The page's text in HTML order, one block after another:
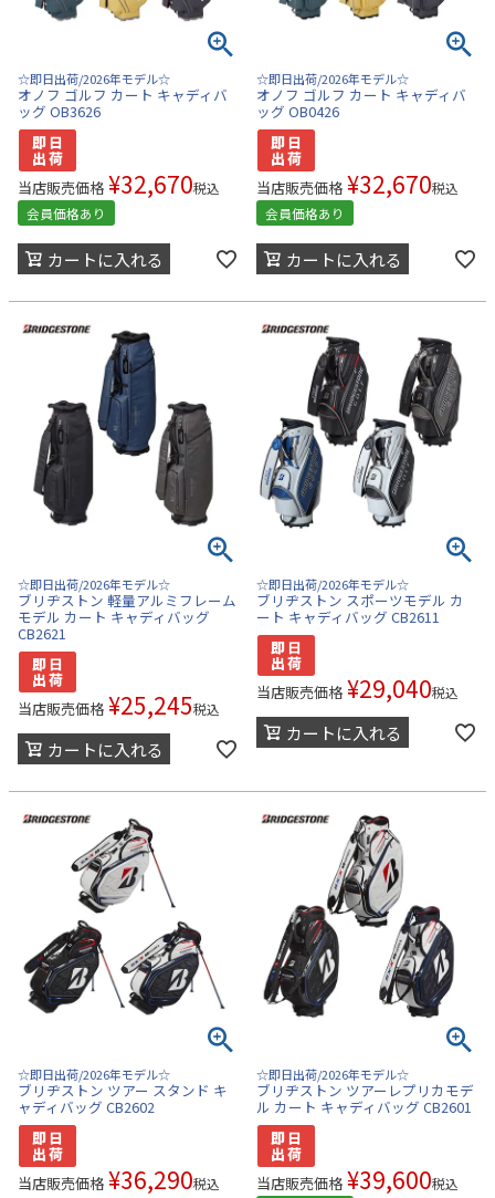
☆即日出荷/2026年モデル☆
オノフ ゴルフ カート キャディバ
ッグ OB3626
当店販売価格 ¥32,670税込
会員価格あり
カートに入れる
☆即日出荷/2026年モデル☆
オノフ ゴルフ カート キャディバ
ッグ OB0426
当店販売価格 ¥32,670税込
会員価格あり
カートに入れる
☆即日出荷/2026年モデル☆
ブリヂストン 軽量アルミフレーム
モデル カート キャディバッグ
CB2621
当店販売価格 ¥25,245税込
カートに入れる
☆即日出荷/2026年モデル☆
ブリヂストン スポーツモデル カ
ート キャディバッグ CB2611
当店販売価格 ¥29,040税込
カートに入れる
☆即日出荷/2026年モデル☆
ブリヂストン ツアー スタンド キ
ャディバッグ CB2602
当店販売価格 ¥36,290税込
☆即日出荷/2026年モデル☆
ブリヂストン ツアーレプリカモデ
ル カート キャディバッグ CB2601
当店販売価格 ¥39,600税込